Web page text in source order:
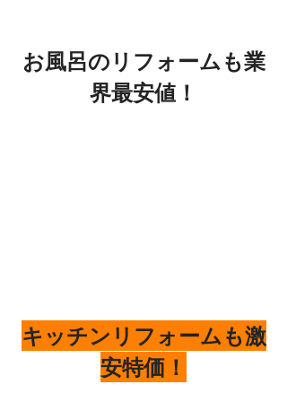
お風呂のリフォームも業
界最安値！
キッチンリフォームも激
安特価！